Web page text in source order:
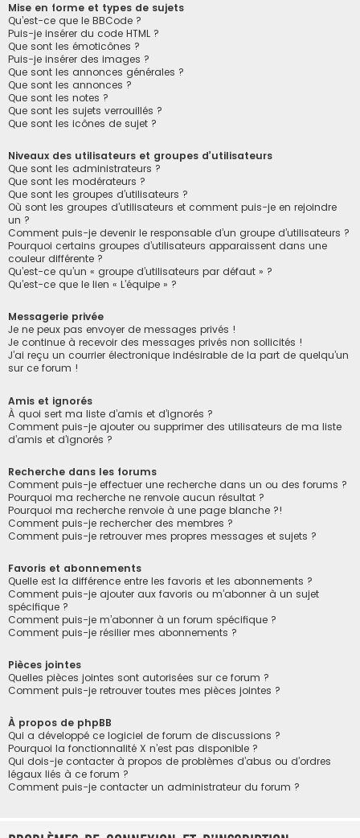
Mise en forme et types de sujets
Qu’est-ce que le BBCode ?
Puis-je insérer du code HTML ?
Que sont les émoticônes ?
Puis-je insérer des images ?
Que sont les annonces générales ?
Que sont les annonces ?
Que sont les notes ?
Que sont les sujets verrouillés ?
Que sont les icônes de sujet ?
Niveaux des utilisateurs et groupes d’utilisateurs
Que sont les administrateurs ?
Que sont les modérateurs ?
Que sont les groupes d’utilisateurs ?
Où sont les groupes d’utilisateurs et comment puis-je en rejoindre
un ?
Comment puis-je devenir le responsable d’un groupe d’utilisateurs ?
Pourquoi certains groupes d’utilisateurs apparaissent dans une
couleur différente ?
Qu’est-ce qu’un « groupe d’utilisateurs par défaut » ?
Qu’est-ce que le lien « L’équipe » ?
Messagerie privée
Je ne peux pas envoyer de messages privés !
Je continue à recevoir des messages privés non sollicités !
J’ai reçu un courrier électronique indésirable de la part de quelqu’un
sur ce forum !
Amis et ignorés
À quoi sert ma liste d’amis et d’ignorés ?
Comment puis-je ajouter ou supprimer des utilisateurs de ma liste
d’amis et d’ignorés ?
Recherche dans les forums
Comment puis-je effectuer une recherche dans un ou des forums ?
Pourquoi ma recherche ne renvoie aucun résultat ?
Pourquoi ma recherche renvoie à une page blanche ?!
Comment puis-je rechercher des membres ?
Comment puis-je retrouver mes propres messages et sujets ?
Favoris et abonnements
Quelle est la différence entre les favoris et les abonnements ?
Comment puis-je ajouter aux favoris ou m’abonner à un sujet
spécifique ?
Comment puis-je m’abonner à un forum spécifique ?
Comment puis-je résilier mes abonnements ?
Pièces jointes
Quelles pièces jointes sont autorisées sur ce forum ?
Comment puis-je retrouver toutes mes pièces jointes ?
À propos de phpBB
Qui a développé ce logiciel de forum de discussions ?
Pourquoi la fonctionnalité X n’est pas disponible ?
Qui dois-je contacter à propos de problèmes d’abus ou d’ordres
légaux liés à ce forum ?
Comment puis-je contacter un administrateur du forum ?